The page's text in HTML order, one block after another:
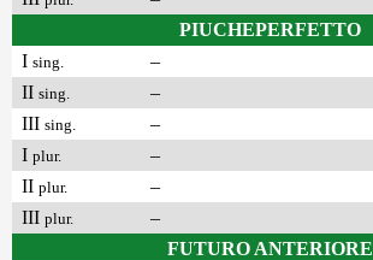
PIUCHEPERFETTO
I sing.
–
II sing.
–
III sing.
–
I plur.
–
II plur.
–
III plur.
–
FUTURO ANTERIORE